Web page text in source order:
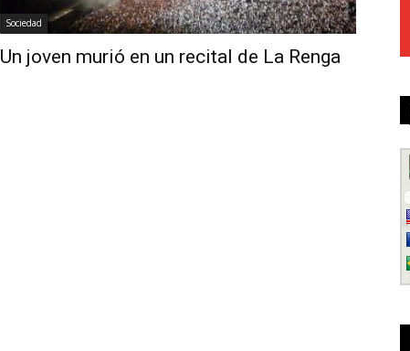
Sociedad
Un joven murió en un recital de La Renga